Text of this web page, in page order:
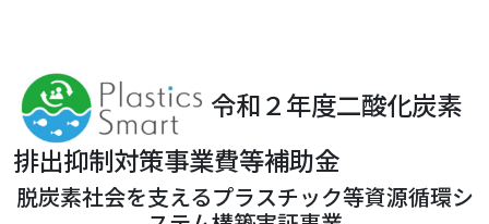
令和２年度二酸化炭素
排出抑制対策事業費等補助金
脱炭素社会を支えるプラスチック等資源循環シ